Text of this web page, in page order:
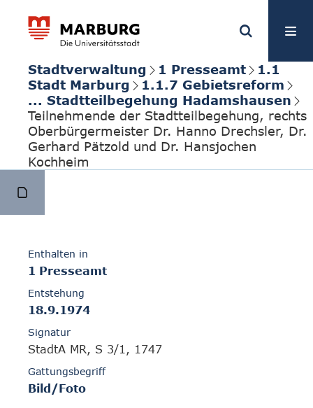
Stadtverwaltung 1 Presseamt
1.1
Stadt Marburg
1.1.7 Gebietsreform
... Stadtteilbegehung Hadamshausen
Teilnehmende der Stadtteilbegehung, rechts
Oberbürgermeister Dr. Hanno Drechsler, Dr.
Gerhard Pätzold und Dr. Hansjochen
Kochheim
Enthalten in
1 Presseamt
Entstehung
18.9.1974
Signatur
StadtA MR, S 3/1, 1747
Gattungsbegriff
Bild/Foto